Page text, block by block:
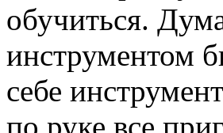
обучиться.
инструментом
себе
по руке все